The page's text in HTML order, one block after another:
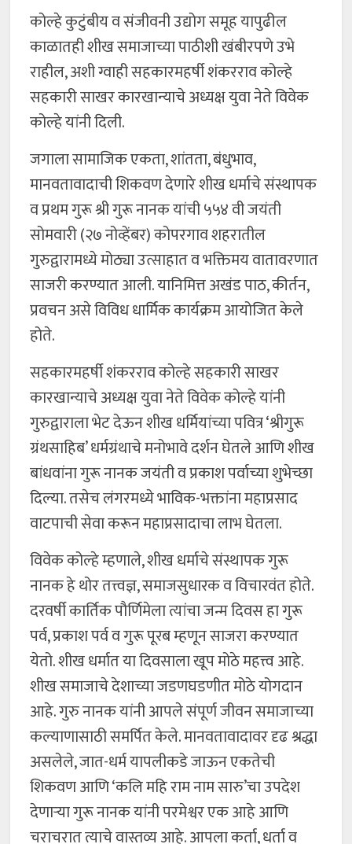
कोल्हे कुटुंबीय व संजीवनी उद्योग समूह यापुढील
काळातही शीख समाजाच्या पाठीशी खंबीरपणे उभे
राहील, अशी ग्वाही सहकारमहर्षी शंकरराव कोल्हे
सहकारी साखर कारखान्याचे अध्यक्ष युवा नेते विवेक
कोल्हे यांनी दिली.
जगाला सामाजिक एकता, शांतता, बंधुभाव,
मानवतावादाची शिकवण देणारे शीख धर्माचे संस्थापक
व प्रथम गुरू श्री गुरू नानक यांची ५५४ वी जयंती
सोमवारी (२७ नोव्हेंबर) कोपरगाव शहरातील
गुरुद्वारामध्ये मोठ्या उत्साहात व भक्तिमय वातावरणात
साजरी करण्यात आली. यानिमित्त अखंड पाठ, कीर्तन,
प्रवचन असे विविध धार्मिक कार्यक्रम आयोजित केले
होते.
सहकारमहर्षी शंकरराव कोल्हे सहकारी साखर
कारखान्याचे अध्यक्ष युवा नेते विवेक कोल्हे यांनी
गुरुद्वाराला भेट देऊन शीख धर्मियांच्या पवित्र ‘श्रीगुरू
ग्रंथसाहिब’ धर्मग्रंथाचे मनोभावे दर्शन घेतले आणि शीख
बांधवांना गुरू नानक जयंती व प्रकाश पर्वाच्या शुभेच्छा
दिल्या. तसेच लंगरमध्ये भाविक-भक्तांना महाप्रसाद
वाटपाची सेवा करून महाप्रसादाचा लाभ घेतला.
विवेक कोल्हे म्हणाले, शीख धर्माचे संस्थापक गुरू
नानक हे थोर तत्त्वज्ञ, समाजसुधारक व विचारवंत होते.
दरवर्षी कार्तिक पौर्णिमेला त्यांचा जन्म दिवस हा गुरू
पर्व, प्रकाश पर्व व गुरू पूरब म्हणून साजरा करण्यात
येतो. शीख धर्मात या दिवसाला खूप मोठे महत्त्व आहे.
शीख समाजाचे देशाच्या जडणघडणीत मोठे योगदान
आहे. गुरु नानक यांनी आपले संपूर्ण जीवन समाजाच्या
कल्याणासाठी समर्पित केले. मानवतावादावर दृढ श्रद्धा
असलेले, जात-धर्म यापलीकडे जाऊन एकतेची
शिकवण आणि ‘कलि महि राम नाम सारु’चा उपदेश
देणाऱ्या गुरू नानक यांनी परमेश्वर एक आहे आणि
चराचरात त्याचे वास्तव्य आहे. आपला कर्ता, धर्ता व